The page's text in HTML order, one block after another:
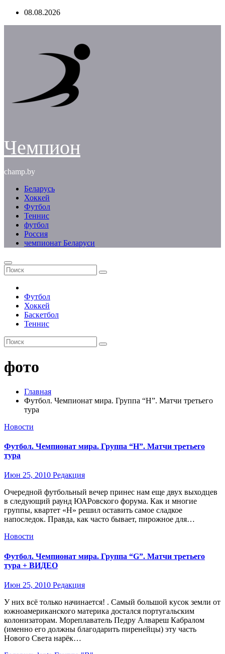
Перейти08.08.2026
Чемпион
champ.by
Беларусь
Хоккей
Футбол
Теннис
футбол
Россия
чемпионат Беларуси
Футбол
Хоккей
Баскетбол
Теннис
фото
Главная
Футбол. Чемпионат мира. Группа “H”. Матчи третьего
тура
Новости
Футбол. Чемпионат мира. Группа “H”. Матчи третьего
тура
Июн 25, 2010 Редакция
Очередной футбольный вечер принес нам еще двух выходцев
в следующий раунд ЮАРовского форума. Как и многие
группы, квартет «Н» решил оставить самое сладкое
напоследок. Правда, как часто бывает, пирожное для…
Новости
Футбол. Чемпионат мира. Группа “G”. Матчи третьего
тура + ВИДЕО
Июн 25, 2010 Редакция
У них всё только начинается! . Самый большой кусок земли от
южноамериканского материка достался португальским
колонизаторам. Мореплаватель Педру Алвареш Кабралом
(именно его должны благодарить пиренейцы) эту часть
Нового Света нарёк…